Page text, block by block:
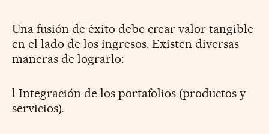
Una fusión de éxito debe crear valor tangible
en el lado de los ingresos. Existen diversas
maneras de lograrlo:
l Integración de los portafolios (productos y
servicios).